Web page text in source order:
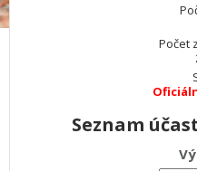
Počet
Seznam